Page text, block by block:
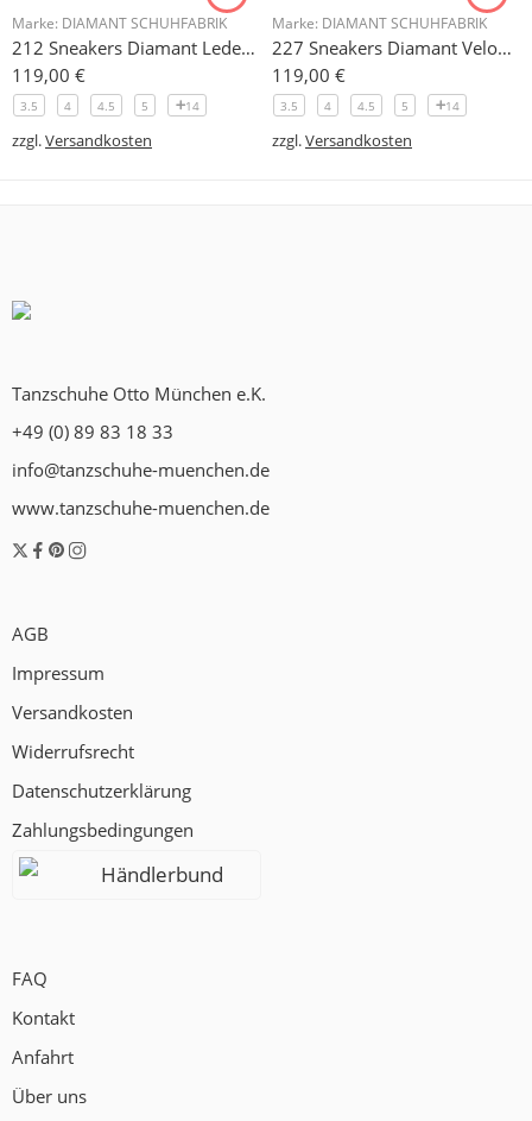
Marke: DIAMANT SCHUHFABRIK
212 Sneakers Diamant Leder weiss, drehfreudige Kunststoffsohle
119,00 €
3.5 4 4.5 5 14
zzgl.Versandkosten
Marke: DIAMANT SCHUHFABRIK
227 Sneakers Diamant Veloursleder hellgrau, drehfreudige Kunststoffsohle
119,00 €
3.5 4 4.5 5 14
zzgl.Versandkosten
Tanzschuhe Otto München e.K.
+49 (0) 89 83 18 33
info@tanzschuhe-muenchen.de
www.tanzschuhe-muenchen.de
AGB
Impressum
Versandkosten
Widerrufsrecht
Datenschutzerklärung
Zahlungsbedingungen
Händlerbund
FAQ
Kontakt
Anfahrt
Über uns